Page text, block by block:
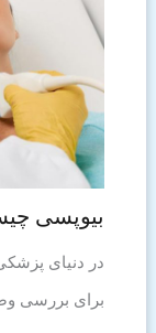
بیوپسی
در دنیای
برای بررسی